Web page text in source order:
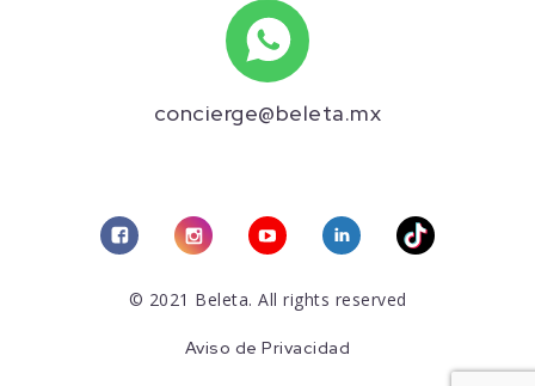
concierge@beleta.mx
© 2021 Beleta. All rights reserved
Aviso de Privacidad